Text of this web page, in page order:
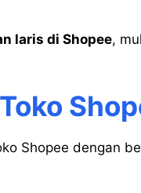
laris di Shopee,
Shopee dengan